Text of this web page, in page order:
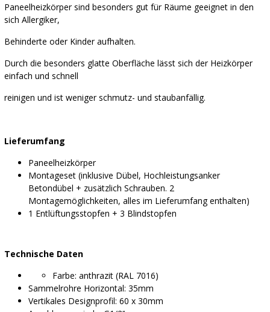
Paneelheizkörper sind besonders gut für Räume geeignet in den
sich Allergiker,
Behinderte oder Kinder aufhalten.
Durch die besonders glatte Oberfläche lässt sich der Heizkörper
einfach und schnell
reinigen und ist weniger schmutz- und staubanfällig.
Lieferumfang
Paneelheizkörper
Montageset (inklusive Dübel, Hochleistungsanker
Betondübel + zusätzlich Schrauben. 2
Montagemöglichkeiten, alles im Lieferumfang enthalten)
1 Entlüftungsstopfen + 3 Blindstopfen
Technische Daten
Farbe: anthrazit (RAL 7016)
Sammelrohre Horizontal: 35mm
Vertikales Designprofil: 60 x 30mm